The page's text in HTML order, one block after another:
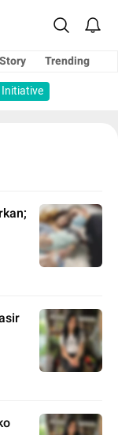
Trending